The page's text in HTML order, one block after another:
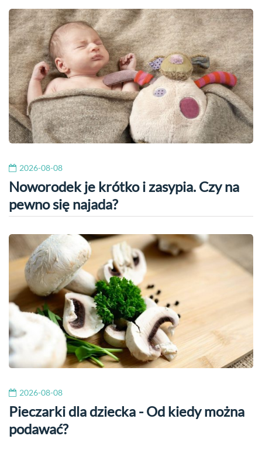
2026-08-08
Noworodek je krótko i zasypia. Czy na
pewno się najada?
2026-08-08
Pieczarki dla dziecka - Od kiedy można
podawać?